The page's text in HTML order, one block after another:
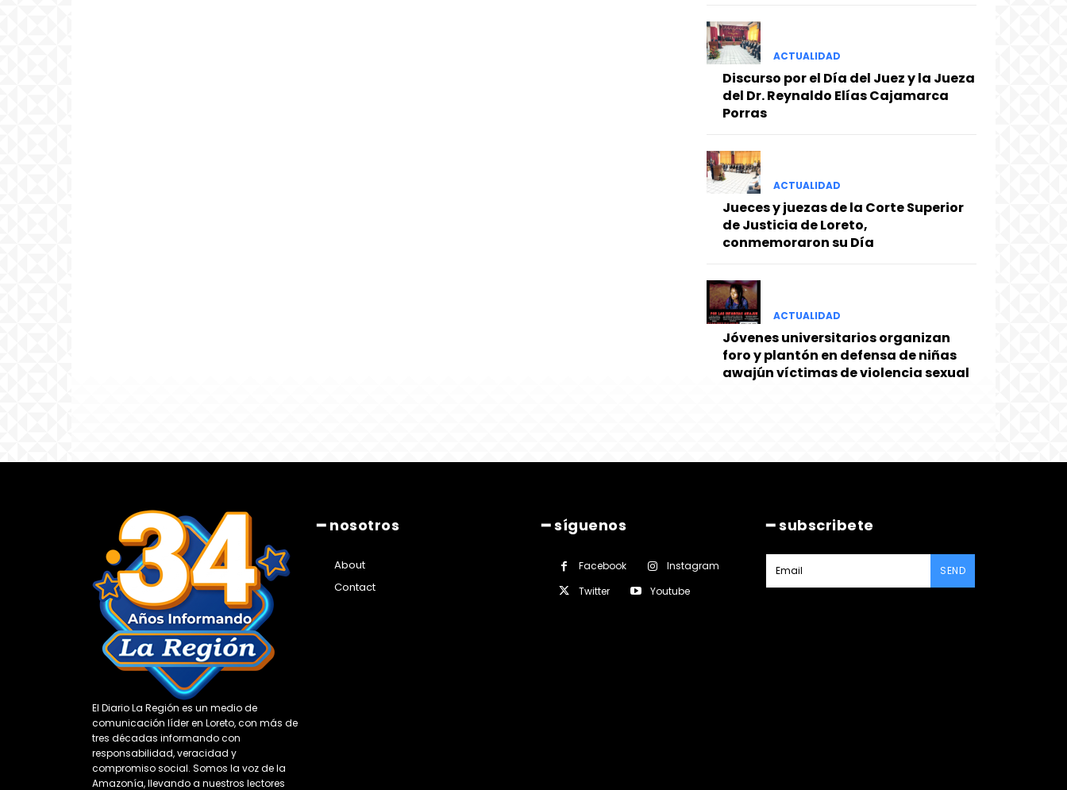
ACTUALIDAD
Discurso por el Día del Juez y la Jueza
del Dr. Reynaldo Elías Cajamarca
Porras
ACTUALIDAD
Jueces y juezas de la Corte Superior
de Justicia de Loreto,
conmemoraron su Día
ACTUALIDAD
Jóvenes universitarios organizan
foro y plantón en defensa de niñas
awajún víctimas de violencia sexual
El Diario La Región es un medio de
comunicación líder en Loreto, con más de
tres décadas informando con
responsabilidad, veracidad y
compromiso social. Somos la voz de la
Amazonía, llevando a nuestros lectores
━ nosotros
About
Contact
━ síguenos
Facebook
Instagram
Twitter
Youtube
━ subscribete
SEND